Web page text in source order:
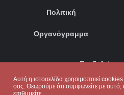
Αυτή η ιστοσελίδα χρησιμοποιεί cookies
σας. Θεωρούμε ότι συμφωνείτε με αυτό,
επιθυμείτε.
Πολιτική
Οργανόγραμμα
Συνδεθείτε